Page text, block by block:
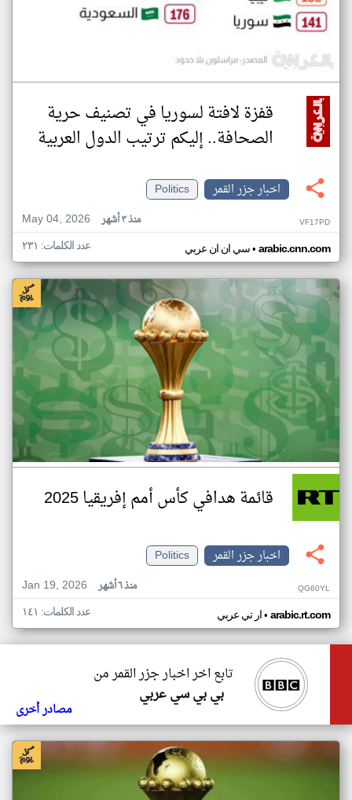
قفزة لافتة لسوريا في تصنيف حرية
الصحافة.. إليكم ترتيب الدول العربية
اخبار جزر القمر
Politics
May 04, 2026
منذ ٣ أشهر VF17PD
سي ان ان عربي• arabic.cnn.com عدد الكلمات: ٢٣١
قائمة هدافي كأس أمم إفريقيا 2025
اخبار جزر القمر
Politics
Jan 19, 2026
منذ ٦ أشهر QG60YL
ار تي عربي• arabic.rt.com عدد الكلمات: ١٤١
تابع اخر اخبار جزر القمر من
بي بي سي عربي
مصادر أخرى